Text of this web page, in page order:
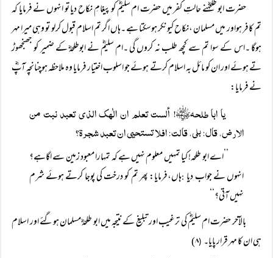
حضرت ابو طلحہؓنے حالتِ کفر میں حضرت ام سلیمؓ کو پیغامِ نکاح دیا تو انہوں نے فرمایا کہ
تم کافر ہواور میں مسلمان ،نکاح کیونکر ہوسکتا ہے ۔ہاں اگر تم اسلام قبول کرلو تو وہی میرا مہر
ہوگا ۔اس کے سوا تم سے کچھ طلب نہ کروں گی ۔ام سلیمؓ نے ابوطلحہؓ کے ضمیر کو جھنجھوڑ
تے ہوئے اور ان کو مائل بہ اسلام کرتے ہوئے جو اسلوب اختیار فرمایا وہ ملاحظہ ہوچنانچہ آپؓ
نے فرمایا:
یا ابا طلحہؓ! ألست تعلم ان الٰھک الذی تعبد نبت من
الارض، قال: بلی، قالت: افلا تستحیی ان تعبد شجرۃ؟
’’اے ابو طلحہ! کیا تمہیں معلوم نہیں ہے کہ تمہارا معبود زمین سے اگاہے؟
انہوں نے جواب دیا :ہاں،فرمایا: پھر تم کو درخت کی پوجا کرتے ہوئے شرم
نہیں آتی؟‘‘
بالآخر حضرت ام سلیمؓ کی ترغیب اور تبلیغ کے نتیجہ میں ابو طلحہؓ مسلمان ہوگئے اور اسلام
ہی ان کا مہر قرار پایا۔ (۸)